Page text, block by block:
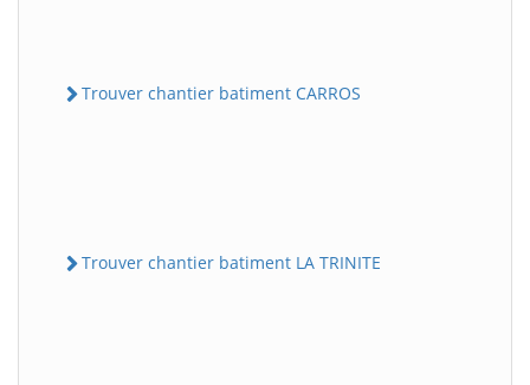
Trouver chantier batiment CARROS
Trouver chantier batiment LA TRINITE